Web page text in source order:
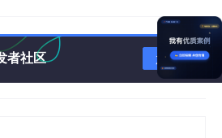
者社区 加入社区